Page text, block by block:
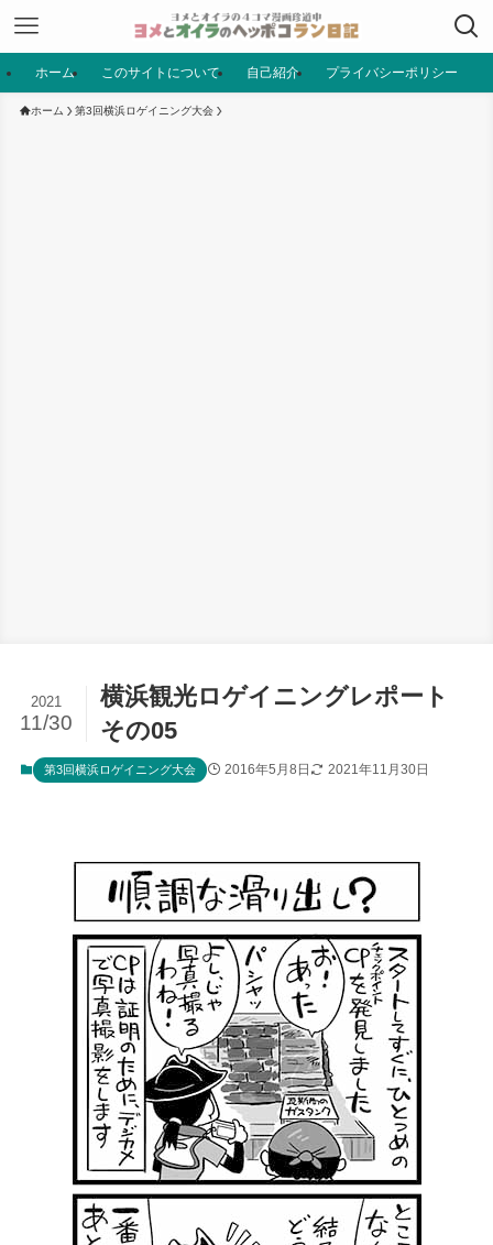
ホーム このサイトについて 自己紹介 プライバシーポリシー
ホーム 第3回横浜ロゲイニング大会
横浜観光ロゲイニングレポート
その05
2021
11/30
第3回横浜ロゲイニング大会 2016年5月8日 2021年11月30日